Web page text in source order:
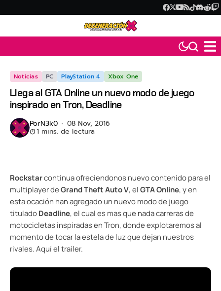
Noticias PC PlayStation 4 Xbox One
Llega al GTA Online un nuevo modo de juego
inspirado en Tron, Deadline
PorN3k0 08 Nov, 2016
1 mins. de lectura
Rockstarcontinua ofreciendonos nuevo contenido para el
multiplayer deGrand Theft Auto V, elGTA Online, y en
esta ocación han agregado un nuevo modo de juego
tituladoDeadline, el cual es mas que nada carreras de
motocicletas inspiradas en Tron, donde explotaremos al
momento de tocar la estela de luz que dejan nuestros
rivales. Aquí el trailer.